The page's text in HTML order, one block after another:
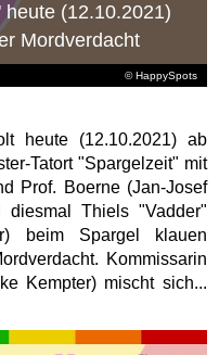
© HappySpots
heute (12.10.2021)
Mordverdacht
heute (12.10.2021) ab
Tatort "Spargelzeit" mit
Prof. Boerne (Jan-Josef
Thiels "Vadder"
beim Spargel klauen
Kommissarin
Kempter) mischt sich...